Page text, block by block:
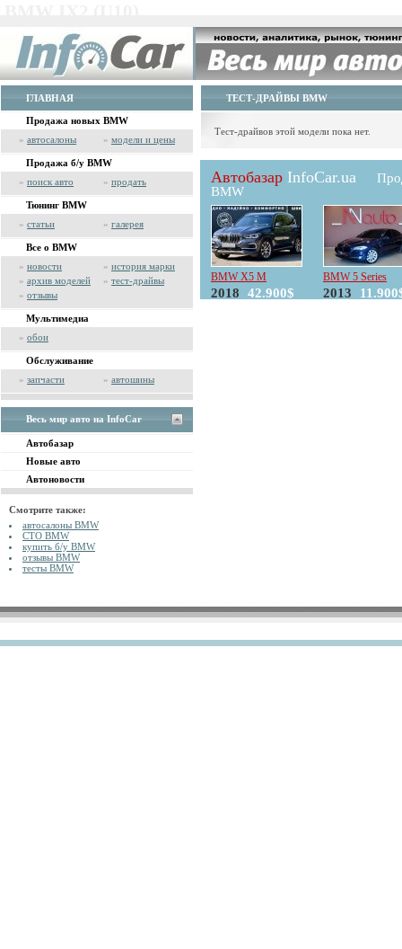
ГЛАВНАЯ
Продажа новых BMW
» автосалоны » модели и цены
Продажа б/у BMW
» поиск авто » продать
Тюнинг BMW
» статьи » галерея
Все о BMW
» новости » история марки
» архив моделей » тест-драйвы
» отзывы
Мультимедиа
» обои
Обслуживание
» запчасти » автошины
Весь мир авто на InfoCar
Автобазар
Новые авто
Автоновости
Смотрите также:
автосалоны BMW
СТО BMW
купить б/у BMW
отзывы BMW
тесты BMW
ТЕСТ-ДРАЙВЫ BMW
Тест-драйвов этой модели пока нет.
Автобазар InfoCar.ua
BMW
BMW X5 M
2018 42.900$
BMW 5 Series
2013